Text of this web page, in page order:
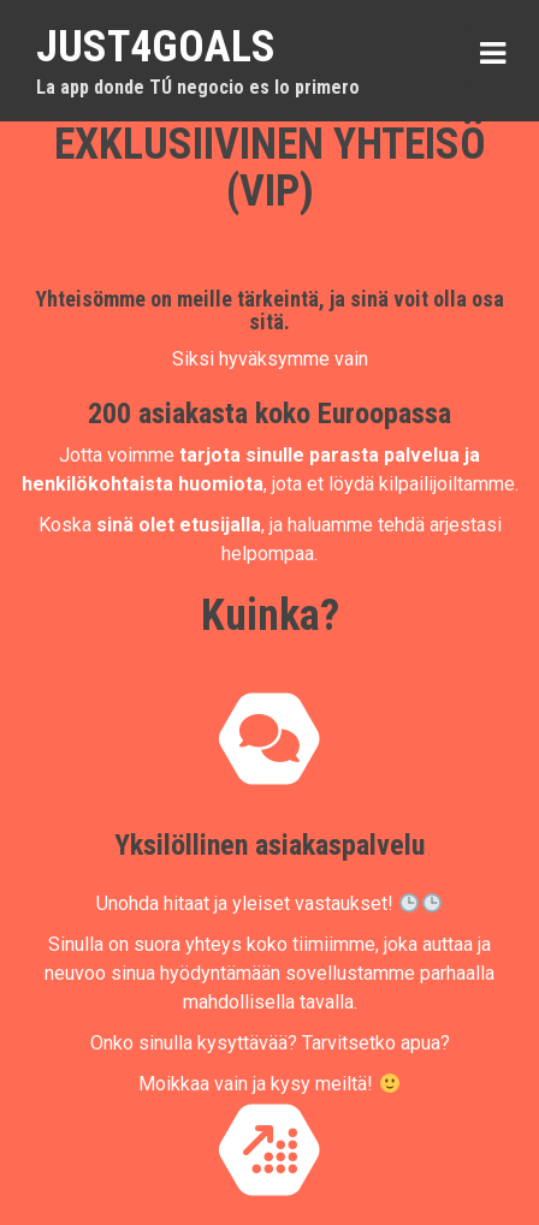
JUST4GOALS
La app donde TÚ negocio es lo primero
EXKLUSIIVINEN YHTEISÖ
(VIP)
Yhteisömme on meille tärkeintä, ja sinä voit olla osa
sitä.
Siksi hyväksymme vain
200 asiakasta koko Euroopassa
Jotta voimme tarjota sinulle parasta palvelua ja
henkilökohtaista huomiota, jota et löydä kilpailijoiltamme.
Koska sinä olet etusijalla, ja haluamme tehdä arjestasi
helpompaa.
Kuinka?
Yksilöllinen asiakaspalvelu
Unohda hitaat ja yleiset vastaukset!
Sinulla on suora yhteys koko tiimiimme, joka auttaa ja
neuvoo sinua hyödyntämään sovellustamme parhaalla
mahdollisella tavalla.
Onko sinulla kysyttävää? Tarvitsetko apua?
Moikkaa vain ja kysy meiltä!